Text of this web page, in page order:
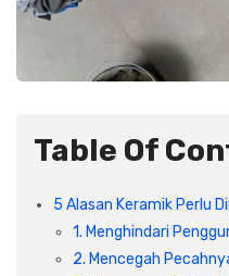
Table Of
5 Alasan Keramik Perlu
1. Menghindari
2. Mencegah